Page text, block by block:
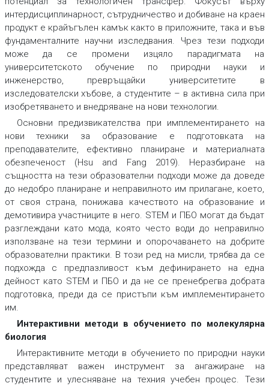
интердисциплинарност, сътрудничество и добиване на краен
продукт е крайъгълен камък както в приложните, така и във
фундаменталните научни изследвания. Чрез тези подходи
може да се промени изцяло парадигмата на
университетското обучение по природни науки и
инженерство, превръщайки университетите в
изследователски хъбове, а студентите – в активна сила при
изобретяването и внедряване на нови технологии.
Основни предизвикателства при имплементирането на
нови техники за образование е подготовката на
преподавателите, ефективно планиране и материалната
обезпеченост (Hsu and Fang 2019). Неразбиране на
същността на тези образователни подходи може да доведе
до недобро планиране и неправилното им прилагане, което,
от своя страна, понижава качеството на образование и
демотивира участниците в него. STEM и ПБО могат да бъдат
разглеждани като мода, която често води до неправилно
използване на тези термини и опорочаването на добрите
образователни практики. В този ред на мисли, трябва да се
подхожда с предпазливост към дефинирането на една
дейност като STEM и ПБО и да не се пренебрегва добрата
подготовка, преди да се пристъпи към имплементирането
им.
Интерактивни методи в обучението по молекулярна
биология
Интерактивните методи в обучението по природни науки
представляват важен инструмент за ангажиране на
студентите и улесняване на техния учебен процес. Тези